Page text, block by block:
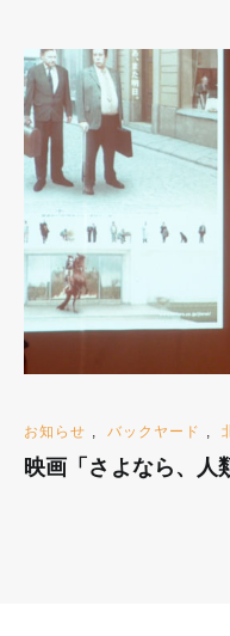
お知らせ , バックヤード ,
映画「さよなら、人